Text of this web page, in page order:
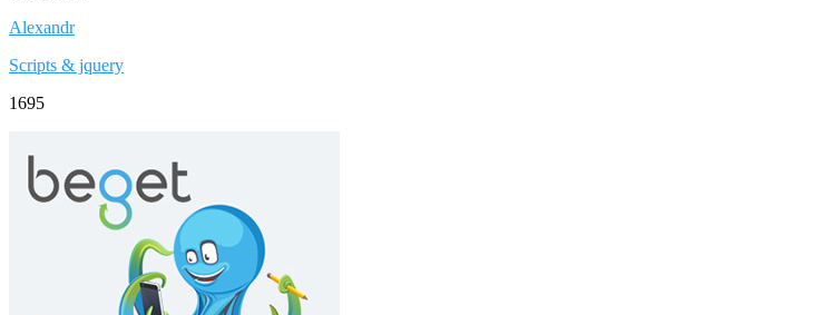
Alexandr
Scripts & jquery
1695